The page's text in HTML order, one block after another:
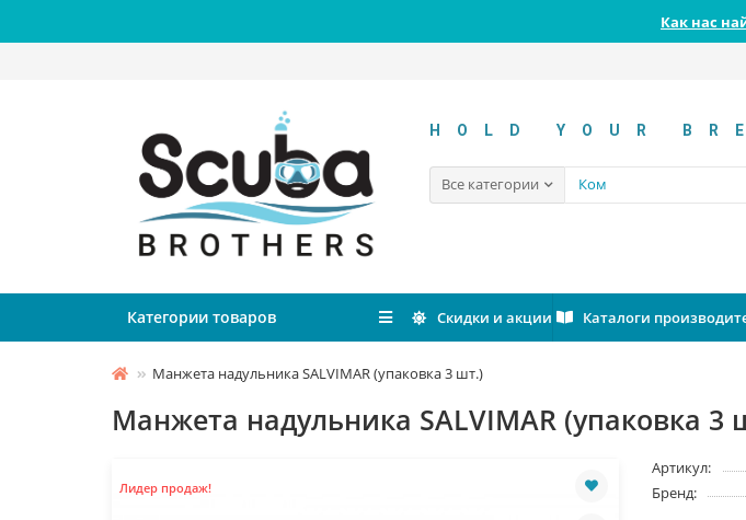
Как нас
HOLD YOUR
Все категории
Категории товаров Скидки и акции Каталоги
Манжета надульника SALVIMAR (упаковка 3 шт.)
Манжета надульника SALVIMAR (упаковка 3
Лидер продаж!
Артикул:
Бренд: